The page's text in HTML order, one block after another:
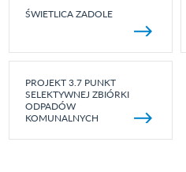
ŚWIETLICA ZADOLE
PROJEKT 3.7 PUNKT
SELEKTYWNEJ ZBIÓRKI
ODPADÓW
KOMUNALNYCH